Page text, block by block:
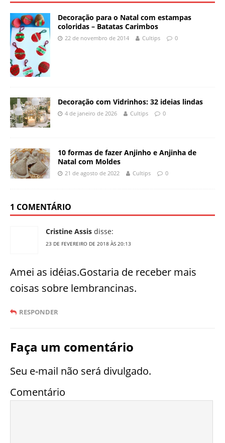
Decoração para o Natal com estampas
coloridas – Batatas Carimbos
22 de novembro de 2014 Cultips 0
Decoração com Vidrinhos: 32 ideias lindas
4 de janeiro de 2026 Cultips 0
10 formas de fazer Anjinho e Anjinha de
Natal com Moldes
21 de agosto de 2022 Cultips 0
1 COMENTÁRIO
Cristine Assis disse:
23 DE FEVEREIRO DE 2018 ÀS 20:13
Amei as idéias.Gostaria de receber mais
coisas sobre lembrancinas.
RESPONDER
Faça um comentário
Seu e-mail não será divulgado.
Comentário